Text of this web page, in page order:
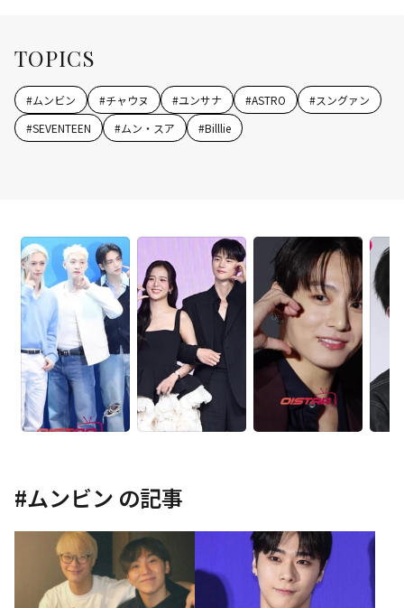
TOPICS
#ムンビン #チャウヌ #ユンサナ #ASTRO #スングァン
#SEVENTEEN #ムン・スア #Billlie
#ムンビン の記事